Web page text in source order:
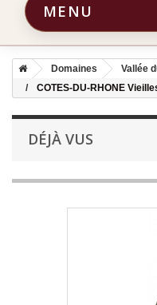
MENU
Domaines Vallée
COTES-DU-RHONE
DÉJÀ VUS